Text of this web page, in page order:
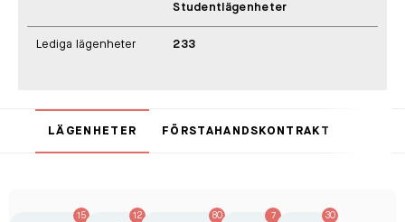
Studentlägenheter
Lediga lägenheter 233
LÄGENHETER FÖRSTAHANDSKONTRAKT
15 12 80 7 30